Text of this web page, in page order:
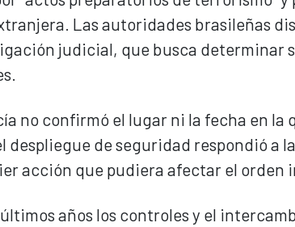
Las autoridades brasileñas
judicial, que busca determinar
no confirmó el lugar ni la fecha en la
de seguridad respondió a
acción que pudiera afectar el orden
años los controles y el